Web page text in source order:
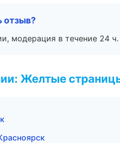
отзыв?
модерация в течение 24 ч.
Желтые